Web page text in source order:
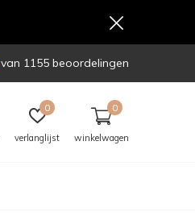
verlanglijst
0
winkelwagen
0
van 1155 beoordelingen